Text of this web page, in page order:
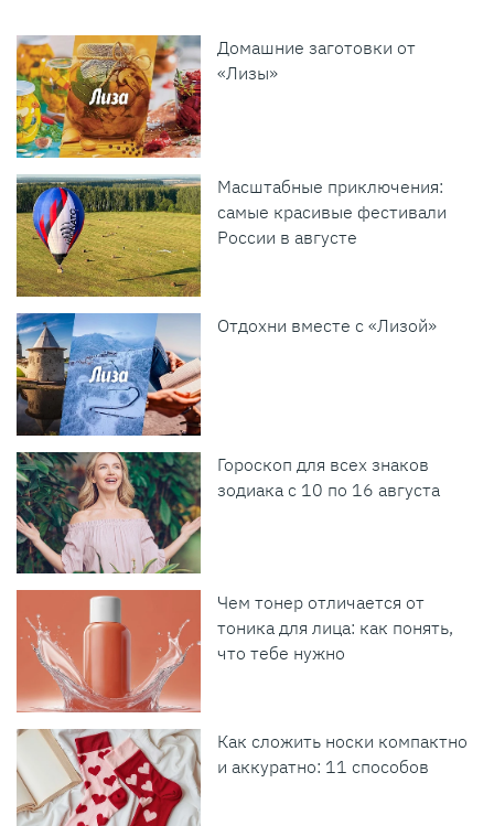
Домашние заготовки от
«Лизы»
Масштабные приключения:
самые красивые фестивали
России в августе
Отдохни вместе с «Лизой»
Гороскоп для всех знаков
зодиака с 10 по 16 августа
Чем тонер отличается от
тоника для лица: как понять,
что тебе нужно
Как сложить носки компактно
и аккуратно: 11 способов